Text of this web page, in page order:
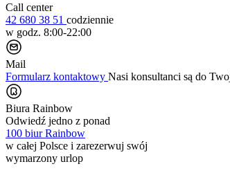
Call center
42 680 38 51 codziennie
w godz. 8:00-22:00
Mail
Formularz kontaktowy Nasi konsultanci są do
Biura Rainbow
Odwiedź jedno z ponad
100 biur Rainbow
w całej Polsce i zarezerwuj swój
wymarzony urlop